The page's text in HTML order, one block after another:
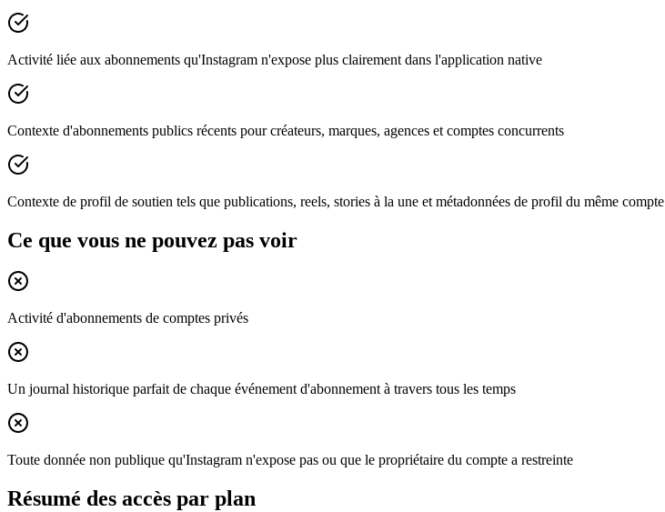
Activité liée aux abonnements qu'Instagram n'expose plus clairement dans l'application native
Contexte d'abonnements publics récents pour créateurs, marques, agences et comptes concurrents
Contexte de profil de soutien tels que publications, reels, stories à la une et métadonnées de profil du même compte
Ce que vous ne pouvez pas voir
Activité d'abonnements de comptes privés
Un journal historique parfait de chaque événement d'abonnement à travers tous les temps
Toute donnée non publique qu'Instagram n'expose pas ou que le propriétaire du compte a restreinte
Résumé des accès par plan